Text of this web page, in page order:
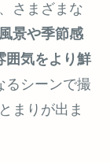
さまざまな
景や季節感
囲気をより鮮
るシーンで撮
まりが出ま